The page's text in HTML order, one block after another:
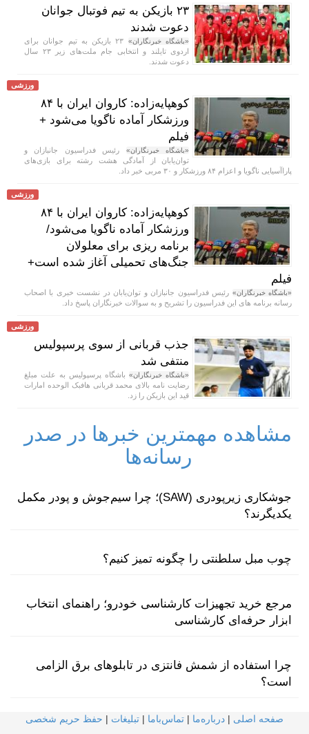
۲۳ بازیکن به تیم فوتبال جوانان
دعوت شدند
«باشگاه خبرنگاران»
۲۳ بازیکن به تیم جوانان برای
اردوی تایلند و انتخابی جام ملت‌های زیر ۲۳ سال
دعوت شدند.
ورزشی
کوهپایه‌زاده: کاروان ایران با ۸۴
ورزشکار آماده ناگویا می‌شود +
فیلم
«باشگاه خبرنگاران» رئیس فدراسیون جانبازان و
توان‌یابان از آمادگی هشت رشته برای بازی‌های
پاراآسیایی ناگویا و اعزام ۸۴ ورزشکار و ۳۰ مربی خبر داد.
ورزشی
کوهپایه‌زاده: کاروان ایران با ۸۴
ورزشکار آماده ناگویا می‌شود/
برنامه ریزی برای معلولان
جنگ‌های تحمیلی آغاز شده است+
فیلم
«باشگاه خبرنگاران» رئیس فدراسیون جانبازان و توان‌یابان در نشست خبری با اصحاب
رسانه برنامه های این فدراسیون را تشریح و به سوالات خبرنگاران پاسخ داد.
ورزشی
جذب قربانی از سوی پرسپولیس
منتفی شد
«باشگاه خبرنگاران» باشگاه پرسپولیس به علت مبلغ
رضایت نامه بالای محمد قربانی هافبک الوحده امارات
قید این بازیکن را زد.
مشاهده مهمترین خبرها در صدر
رسانه‌ها
جوشکاری زیرپودری (SAW)؛ چرا سیم‌جوش و پودر مکمل
یکدیگرند؟
چوب مبل سلطنتی را چگونه تمیز کنیم؟
مرجع خرید تجهیزات کارشناسی خودرو؛ راهنمای انتخاب
ابزار حرفه‌ای کارشناسی
چرا استفاده از شمش فانتزی در تابلوهای برق الزامی
است؟
صفحه اصلی | درباره‌ما | تماس‌با‌ما | تبلیغات | حفظ حریم شخصی